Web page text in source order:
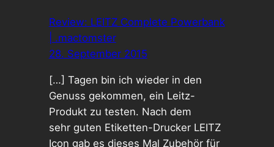
Review: LEITZ Complete Powerbank
| .mactomster
28. September 2015
[…] Tagen bin ich wieder in den
Genuss gekommen, ein Leitz-
Produkt zu testen. Nach dem
sehr guten Etiketten-Drucker LEITZ
Icon gab es dieses Mal Zubehör für